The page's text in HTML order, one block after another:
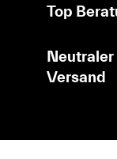
Top
Neutraler
Versand